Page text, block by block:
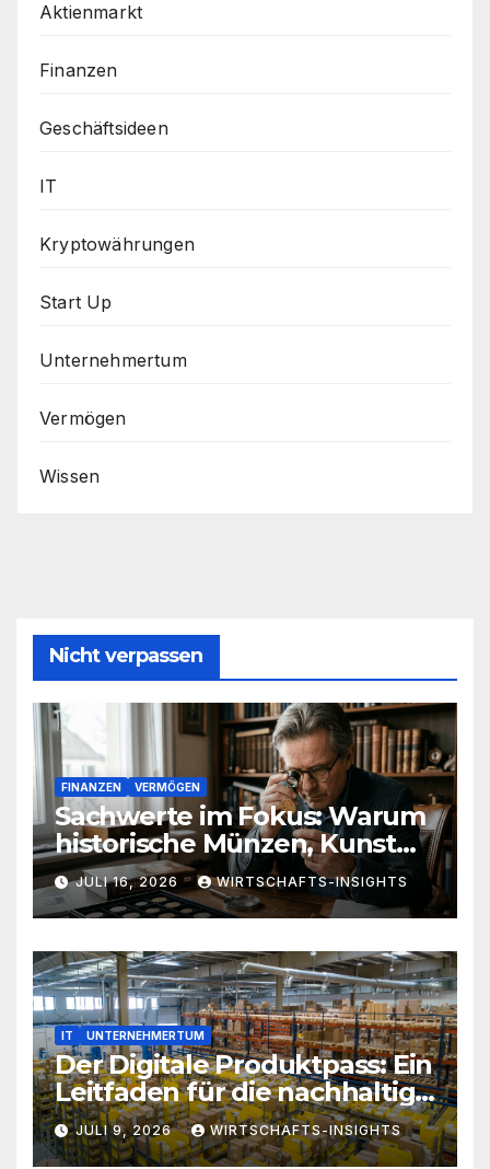
Aktienmarkt
Finanzen
Geschäftsideen
IT
Kryptowährungen
Start Up
Unternehmertum
Vermögen
Wissen
Nicht verpassen
FINANZEN VERMÖGEN
Sachwerte im Fokus: Warum
historische Münzen, Kunst
und Antiquitäten eine
zeitlose Ergänzung für jedes
Portfolio sind
JULI 16, 2026 WIRTSCHAFTS-INSIGHTS
IT UNTERNEHMERTUM
Der Digitale Produktpass: Ein
Leitfaden für die nachhaltige
Wirtschaft von morgen
JULI 9, 2026 WIRTSCHAFTS-INSIGHTS